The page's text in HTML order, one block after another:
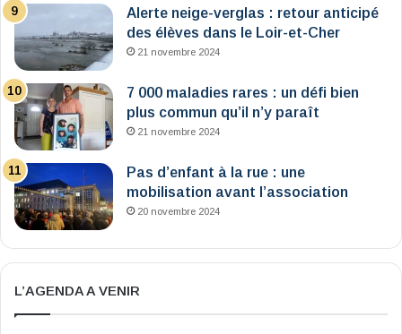
Alerte neige-verglas : retour anticipé
des élèves dans le Loir-et-Cher
21 novembre 2024
7 000 maladies rares : un défi bien
plus commun qu’il n’y paraît
21 novembre 2024
Pas d’enfant à la rue : une
mobilisation avant l’association
20 novembre 2024
L’AGENDA A VENIR